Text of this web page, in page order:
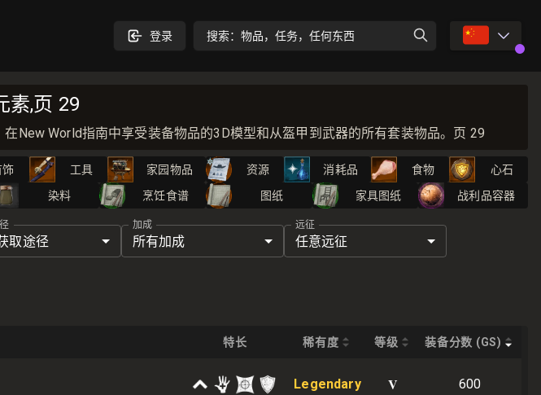
登录 搜索：物品，任务，任何东西 🇨🇳
素,页 29
New World指南中享受装备物品的3D模型和从盔甲到武器的所有套装物品。页 29
饰 工具 家园物品 资源 消耗品 食物
心石
染料 烹饪食谱 图纸 家具图纸 战利品容器
取途径
加成
所有加成
远征
任意远征
特长 稀有度 等级 装备分数 (GS)
Legendary V 600